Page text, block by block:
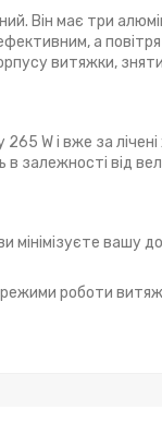
Він має три
а
витяжки,
W і вже за
залежності від
вашу
роботи